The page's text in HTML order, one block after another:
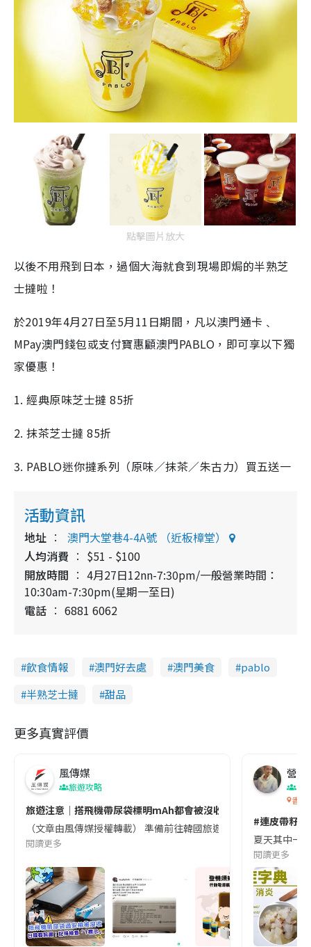
點擊圖片放大
以後不用飛到日本，過個大海就食到現場即焗的半熟芝
士撻啦！
於2019年4月27日至5月11日期間，凡以澳門通卡﹑
MPay澳門錢包或支付寶惠顧澳門PABLO，即可享以下獨
家優惠！
1. 經典原味芝士撻 85折
2. 抹茶芝士撻 85折
3. PABLO迷你撻系列（原味／抹茶／朱古力）買五送一
活動資訊
地址
澳門大堂巷4-4A號 （近板樟堂）
人均消費
$51 - $100
開放時間
4月27日12nn-7:30pm/一般營業時間：
10:30am-7:30pm(星期一至日)
電話
6881 6062
飲食情報 澳門好去處 澳門美食
pablo
半熟芝士撻
甜品
更多真實評價
風傳媒
旅遊攻略
旅遊注意｜搭飛機帶尿袋標明mAh都會被沒收😱出發前切記檢查
（文章由風傳媒授權轉載） 準備前往韓國旅遊的民眾，近期要
閱讀更多
營養
香港
#連皮帶籽
夏天其中一
閱讀更多